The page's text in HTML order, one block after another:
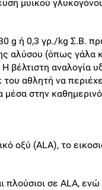
μυικού
g ή 0,3 γρ./kg Σ.Β.
αλύσου (όπως γάλα
βέλτιστη αναλογία
αθλητή να
μέσα στην
οξύ (ALA), το
πλούσιοι σε ALA,